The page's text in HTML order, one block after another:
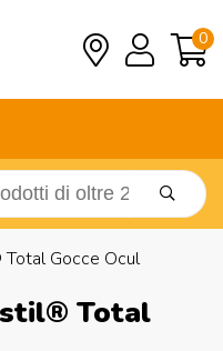
0
Gocce Ocul
Total